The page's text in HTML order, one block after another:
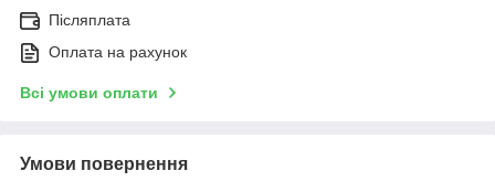
Післяплата
Оплата на рахунок
Всі умови оплати
Умови повернення